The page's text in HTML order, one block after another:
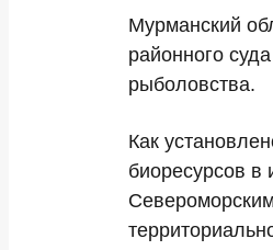
Мурманский
районного
рыболовства.
Как
биоресурсов в